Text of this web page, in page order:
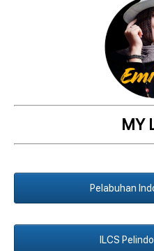
MY
Pelabuhan
ILCS